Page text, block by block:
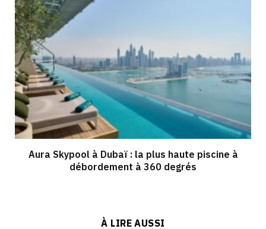
Aura Skypool à Dubaï : la plus haute piscine à
débordement à 360 degrés
À LIRE AUSSI